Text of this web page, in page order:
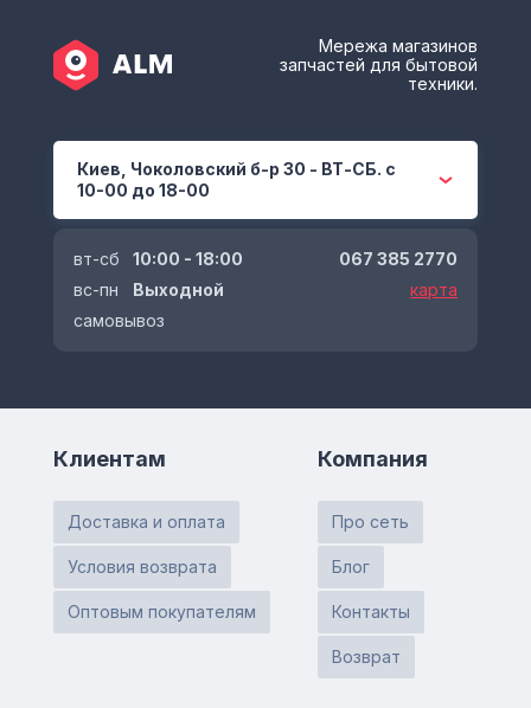
Мережа магазинов
запчастей для бытовой
техники.
Киев, Чоколовский б-р 30 - ВТ-СБ. с
10-00 до 18-00
вт-сб
10:00 - 18:00
вс-пн
Выходной
самовывоз
067 385 2770
карта
Клиентам
Доставка и оплата
Условия возврата
Оптовым покупателям
Компания
Про сеть
Блог
Контакты
Возврат